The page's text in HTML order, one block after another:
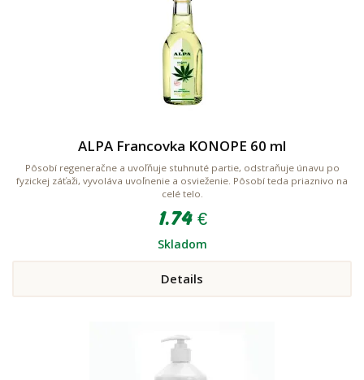
ALPA Francovka KONOPE 60 ml
Pôsobí regeneračne a uvoľňuje stuhnuté partie, odstraňuje únavu po
fyzickej záťaži, vyvoláva uvoľnenie a osvieženie. Pôsobí teda priaznivo na
celé telo.
1.74 €
Skladom
Details